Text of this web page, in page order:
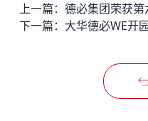
上一篇：
下一篇：